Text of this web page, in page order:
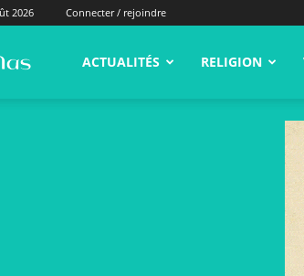
2026 Connecter / rejoindre
alNas.fr ACTUALITÉS RELIGION